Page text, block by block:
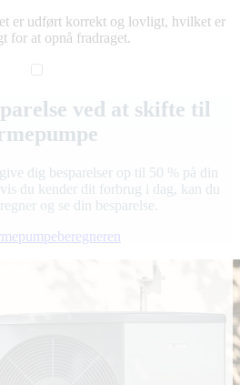
er udført korrekt og lovligt, hvilket er
for at opnå fradraget.
ved at skifte til
dig besparelser op til 50 % på din
du kender dit forbrug i dag, kan du
og se din besparelse.